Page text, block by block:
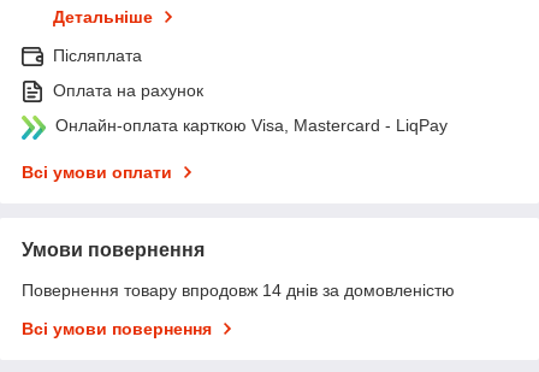
Детальніше
Післяплата
Оплата на рахунок
Онлайн-оплата карткою Visa, Mastercard - LiqPay
Всі умови оплати
Умови повернення
Повернення товару впродовж 14 днів за домовленістю
Всі умови повернення